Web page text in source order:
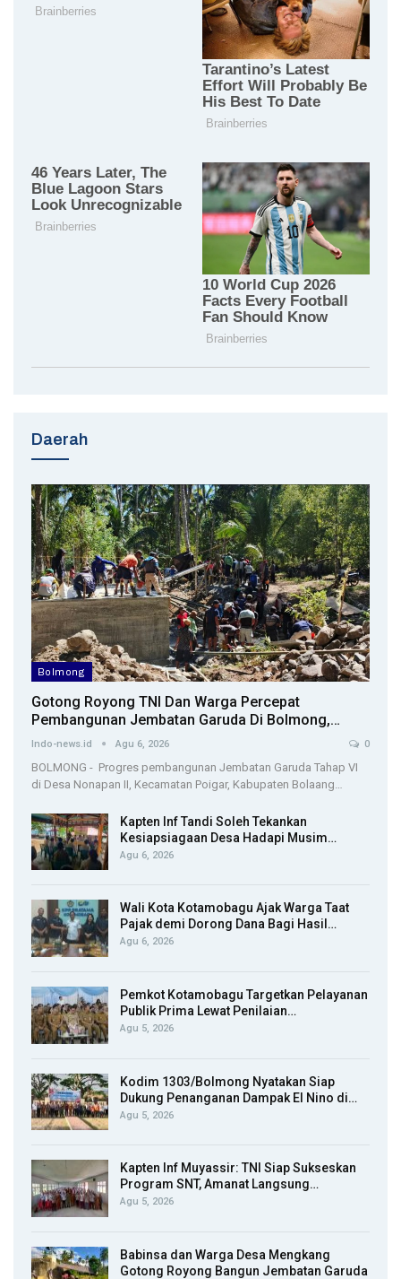
Daerah
Bolmong
Gotong Royong TNI Dan Warga Percepat
Pembangunan Jembatan Garuda Di Bolmong,…
Indo-news.id Agu 6, 2026 0
BOLMONG - Progres pembangunan Jembatan Garuda Tahap VI
di Desa Nonapan II, Kecamatan Poigar, Kabupaten Bolaang…
Kapten Inf Tandi Soleh Tekankan
Kesiapsiagaan Desa Hadapi Musim…
Agu 6, 2026
Wali Kota Kotamobagu Ajak Warga Taat
Pajak demi Dorong Dana Bagi Hasil…
Agu 6, 2026
Pemkot Kotamobagu Targetkan Pelayanan
Publik Prima Lewat Penilaian…
Agu 5, 2026
Kodim 1303/Bolmong Nyatakan Siap
Dukung Penanganan Dampak El Nino di…
Agu 5, 2026
Kapten Inf Muyassir: TNI Siap Sukseskan
Program SNT, Amanat Langsung…
Agu 5, 2026
Babinsa dan Warga Desa Mengkang
Gotong Royong Bangun Jembatan Garuda